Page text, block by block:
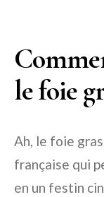
le foie
Ah, le foie
française qui
en un festin